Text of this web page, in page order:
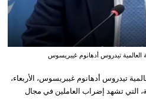
العالمية تيدروس أدهانوم غيبريسوس
تيدروس أدهانوم غيبريسوس، الأربعاء،
التي تشهد إضراب العاملين في مجال